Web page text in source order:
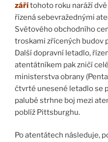
zářítohoto roku naráží
řízená sebevražednými
Světového obchodního
troskami zřícených budov
Další dopravní letadlo,
atentátníkem pak zničí
ministerstva obrany
čtvrté unesené letadlo se
palubě strhne boj mezi
poblíž Pittsburghu.
Po atentátech následuje,